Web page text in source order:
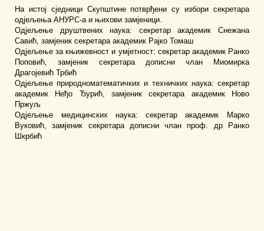
На истој сједници Скупштине потврђени су избори секретара
одјељења АНУРС-а и њихови замјеници.
Одјељење друштвених наука: секретар академик Снежана
Савић, замјеник секретара академик Рајко Томаш
Одјељење за књижевност и умјетност: секретар академик Ранко
Поповић, замјеник секретара дописни члан Миомирка
Драгојевић Трбић
Одјељење природноматематичких и техничких наука: секретар
академик Неђо Ђурић, замјеник секретара академик Ново
Пржуљ
Одјељење медицинских наука: секретар академик Марко
Вуковић, замјеник секретара дописни члан проф. др Ранко
Шкрбић